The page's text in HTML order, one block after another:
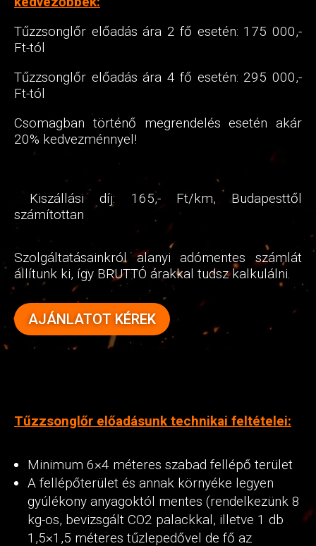
Tűzzsonglőr előadás ára 2 fő esetén: 175 000,-
Ft-tól
Tűzzsonglőr előadás ára 4 fő esetén: 295 000,-
Ft-tól
Csomagban történő megrendelés esetén akár
20% kedvezménnyel!
Kiszállási díj: 165,- Ft/km, Budapesttől
számítottan
Szolgáltatásainkról alanyi adómentes számlát
állítunk ki, így BRUTTÓ árakkal tudsz kalkulálni.
AJÁNLATOT KÉREK
Tűzzsonglőr előadásunk technikai feltételei:
Minimum 6×4 méteres szabad fellépő terület
A fellépőterület és annak környéke legyen
gyúlékony anyagoktól mentes (rendelkezünk 8
kg-os, bevizsgált CO2 palackkal, illetve 1 db
1,5×1,5 méteres tűzlepedővel de fő az